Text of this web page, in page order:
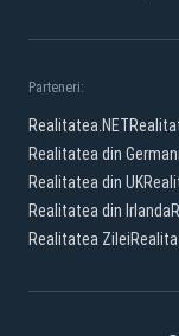
Parteneri:
Realitatea.NET
Realitatea din
Realitatea din UK
Realitatea din Irlanda
Realitatea Zilei